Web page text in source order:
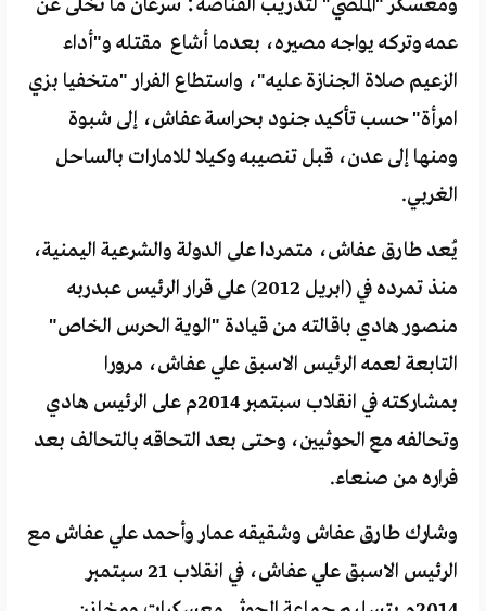
ومعسكر "الملصي" لتدريب القناصة؛ سرعان ما تخلى عن
عمه وتركه يواجه مصيره، بعدما أشاع مقتله و"أداء
الزعيم صلاة الجنازة عليه"، واستطاع الفرار "متخفيا بزي
امرأة" حسب تأكيد جنود بحراسة عفاش، إلى شبوة
ومنها إلى عدن، قبل تنصيبه وكيلا للامارات بالساحل
الغربي.
يُعد طارق عفاش، متمردا على الدولة والشرعية اليمنية،
منذ تمرده في (ابريل 2012) على قرار الرئيس عبدربه
منصور هادي باقالته من قيادة "الوية الحرس الخاص"
التابعة لعمه الرئيس الاسبق علي عفاش، مرورا
بمشاركته في انقلاب سبتمبر 2014م على الرئيس هادي
وتحالفه مع الحوثيين، وحتى بعد التحاقه بالتحالف بعد
فراره من صنعاء.
وشارك طارق عفاش وشقيقه عمار وأحمد علي عفاش مع
الرئيس الاسبق علي عفاش، في انقلاب 21 سبتمبر